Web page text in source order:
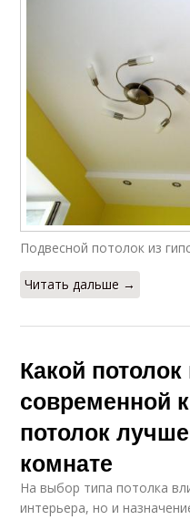
Потолок с узором
натяжных потолков
Материал для
Модные потолки
Подвесной потолок из
Читать дальше →
Какой
современной
потолок
комнате
На выбор типа потолка
интерьера, но и